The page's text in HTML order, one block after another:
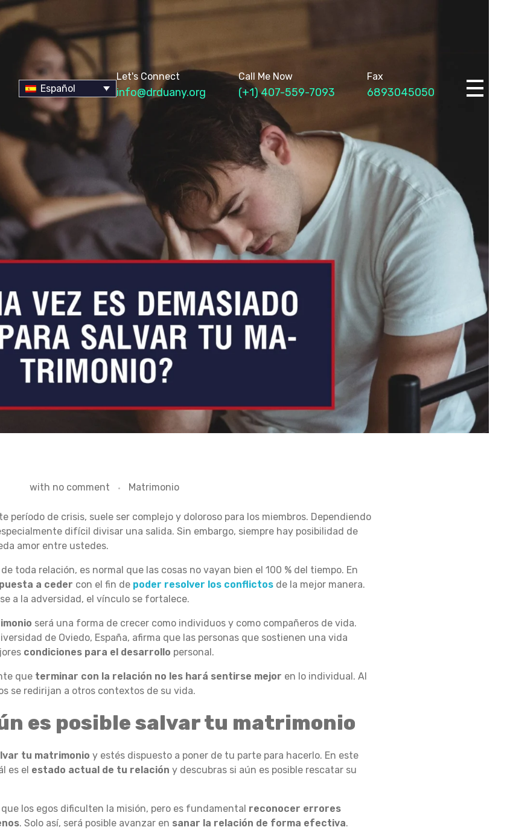
Español
Let's Connect
info@drduany.org
Call Me Now
(+1) 407-559-7093
Fax
6893045050
with no comment Matrimonio
período de crisis, suele ser complejo y doloroso para los miembros. Dependiendo
difícil divisar una salida. Sin embargo, siempre hay posibilidad de
amor entre ustedes.
toda relación, es normal que las cosas no vayan bien el 100 % del tiempo. En
a ceder con el fin de poder resolver los conflictos de la mejor manera.
a la adversidad, el vínculo se fortalece.
será una forma de crecer como individuos y como compañeros de vida.
de Oviedo, España, afirma que las personas que sostienen una vida
condiciones para el desarrollo personal.
que terminar con la relación no les hará sentirse mejor en lo individual. Al
se redirijan a otros contextos de su vida.
es posible salvar tu matrimonio
tu matrimonio y estés dispuesto a poner de tu parte para hacerlo. En este
es el estado actual de tu relación y descubras si aún es posible rescatar su
los egos dificulten la misión, pero es fundamental reconocer errores
. Solo así, será posible avanzar en sanar la relación de forma efectiva.